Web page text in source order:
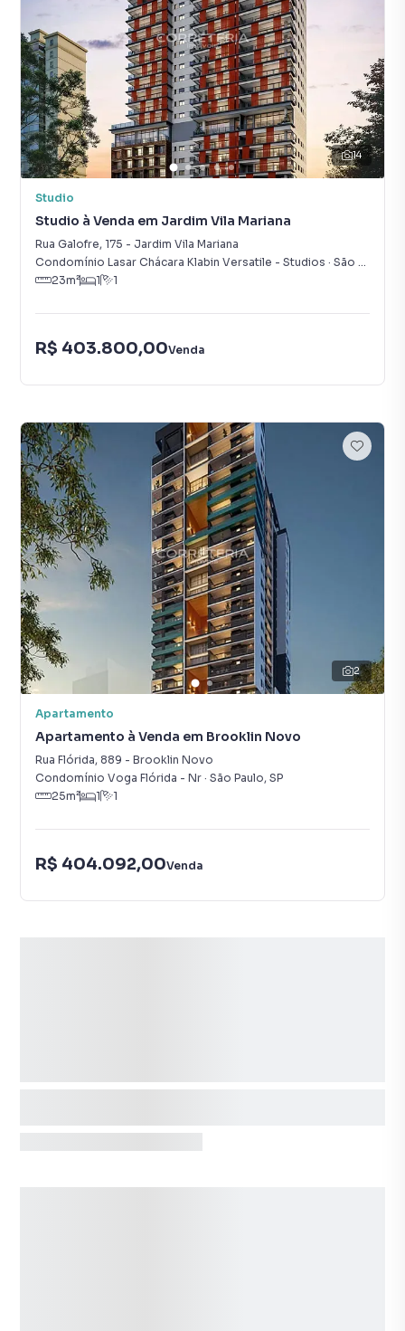
14
Studio
Studio à Venda em Jardim Vila Mariana
Rua Galofre, 175 - Jardim Vila Mariana
Condomínio Lasar Chácara Klabin Versatile - Studios · São Paulo
23m² 1 1
R$ 403.800,00Venda
2
Apartamento
Apartamento à Venda em Brooklin Novo
Rua Flórida, 889 - Brooklin Novo
Condomínio Voga Flórida - Nr · São Paulo, SP
25m² 1 1
R$ 404.092,00Venda